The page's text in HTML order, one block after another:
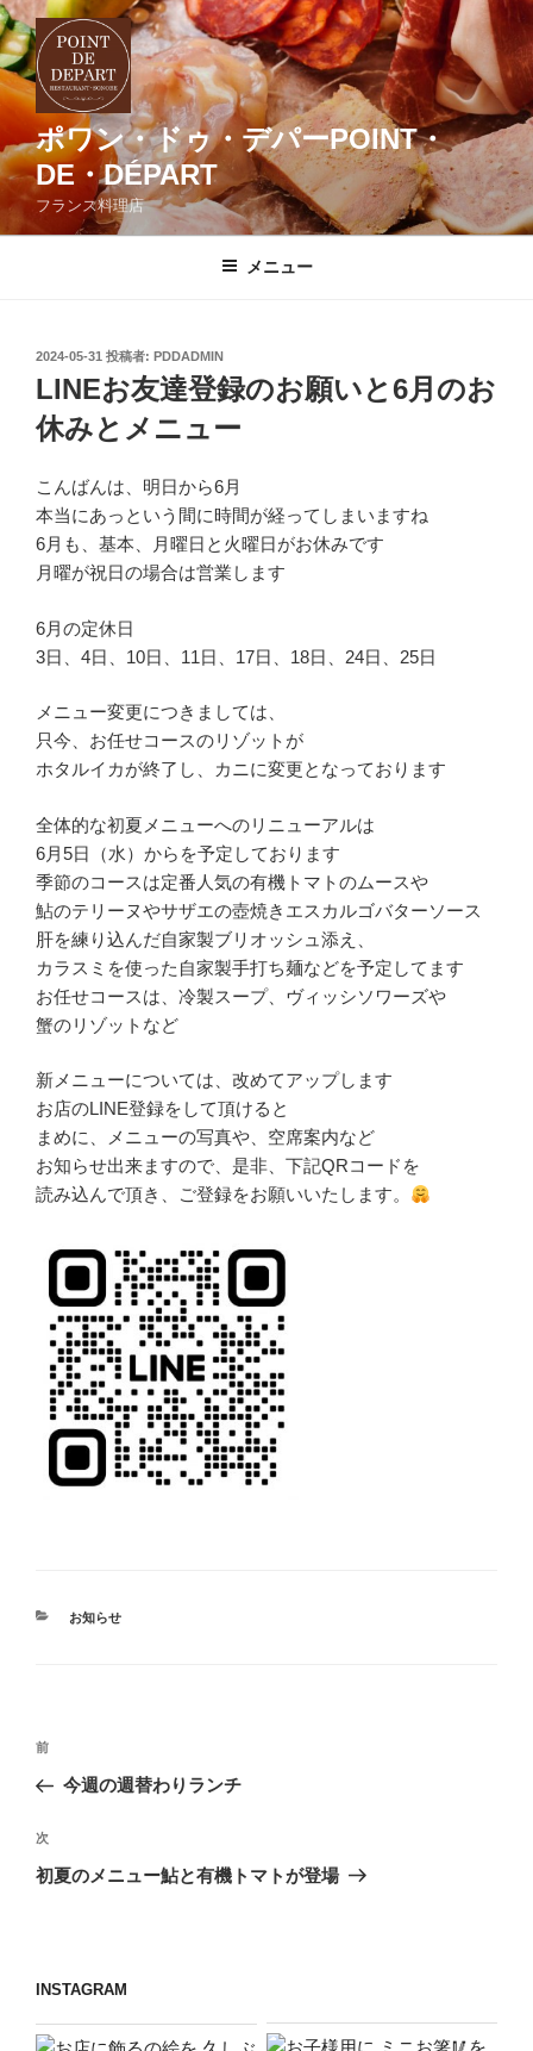
コ
ン
テ
ン
へ
ス
キ
ッ
ポワン・ドゥ・デパーPOINT・
DE・DÉPART
フランス料理店
メニュー
投
稿
日:
2024-05-31 投稿者: PDDADMIN
LINEお友達登録のお願いと6月のお
休みとメニュー
こんばんは、明日から6月
本当にあっという間に時間が経ってしまいますね
6月も、基本、月曜日と火曜日がお休みです
月曜が祝日の場合は営業します
6月の定休日
3日、4日、10日、11日、17日、18日、24日、25日
メニュー変更につきましては、
只今、お任せコースのリゾットが
ホタルイカが終了し、カニに変更となっております
全体的な初夏メニューへのリニューアルは
6月5日（水）からを予定しております
季節のコースは定番人気の有機トマトのムースや
鮎のテリーヌやサザエの壺焼きエスカルゴバターソース
肝を練り込んだ自家製ブリオッシュ添え、
カラスミを使った自家製手打ち麺などを予定してます
お任せコースは、冷製スープ、ヴィッシソワーズや
蟹のリゾットなど
新メニューについては、改めてアップします
お店のLINE登録をして頂けると
まめに、メニューの写真や、空席案内など
お知らせ出来ますので、是非、下記QRコードを
読み込んで頂き、ご登録をお願いいたします。
カ
お知らせ
投
ナ
ビ
ゲ
ン
前
の
稿
前
今週の週替わりランチ
次
の
次
初夏のメニュー鮎と有機トマトが登場
INSTAGRAM